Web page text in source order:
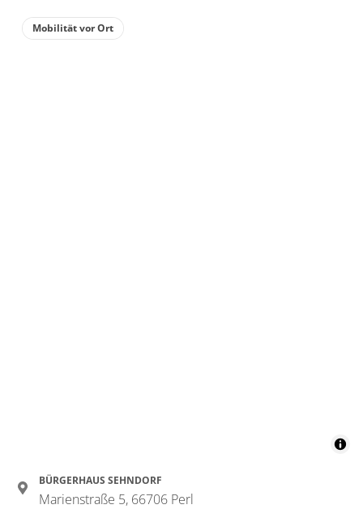
Mobilität vor Ort
BÜRGERHAUS SEHNDORF
Marienstraße 5, 66706 Perl